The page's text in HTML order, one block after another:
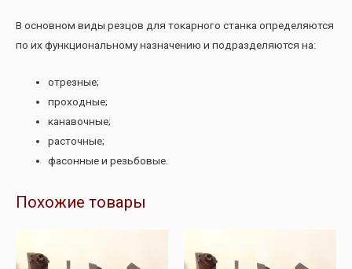
В основном виды резцов для токарного станка определяются
по их функциональному назначению и подразделяются на:
отрезные;
проходные;
канавочные;
расточные;
фасонные и резьбовые.
Похожие товары